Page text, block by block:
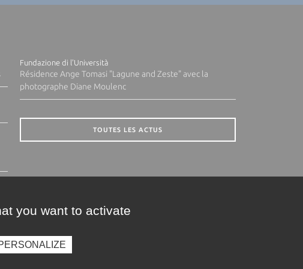
Fundazione di l'Università
Résidence Ange Tomasi "Lagune and Zeste" avec la
photographe Diane Moulenc
TOUTES LES ACTUS
you want to activate